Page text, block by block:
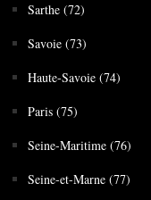
Sarthe (72)
Savoie (73)
Haute-Savoie (74)
Paris (75)
Seine-Maritime (76)
Seine-et-Marne (77)